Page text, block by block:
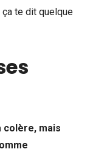
te dit quelque
colère, mais